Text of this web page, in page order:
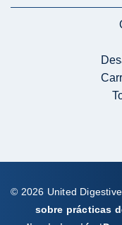
© 2026 United
sobre prácticas